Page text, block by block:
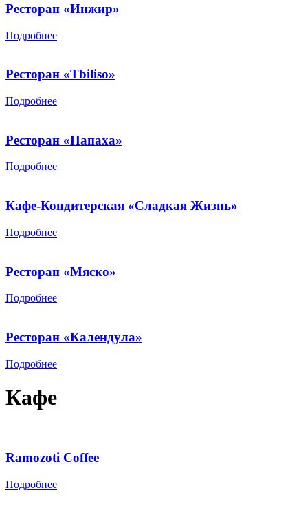
Ресторан «Инжир»
Подробнее
Ресторан «Tbiliso»
Подробнее
Ресторан «Папаха»
Подробнее
Кафе-Кондитерская «Сладкая Жизнь»
Подробнее
Ресторан «Мяско»
Подробнее
Ресторан «Календула»
Подробнее
Кафе
Ramozoti Coffee
Подробнее